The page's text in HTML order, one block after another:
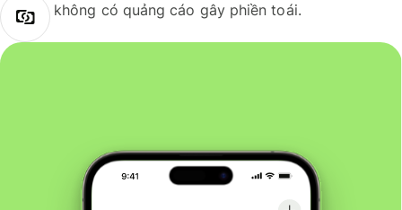
không có quảng cáo gây phiền toái.